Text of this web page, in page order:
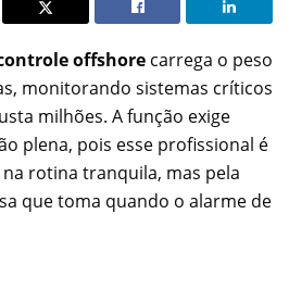
offshore carrega o peso
monitorando sistemas críticos
milhões. A função exige
plena, pois esse profissional é
rotina tranquila, mas pela
que toma quando o alarme de